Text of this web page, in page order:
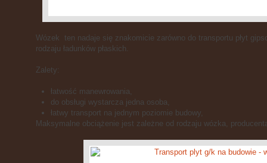
Wózek ten nadaje się znakomicie zarówno do transportu płyt
rodzaju ładunków płaskich.
Zalety:
łatwość manewrowania,
do obsługi wystarcza jedna osoba,
łatwy transport na jednym poziomie budowy,
Maksymalne obciążenie jest zależne od rodzaju wózka,